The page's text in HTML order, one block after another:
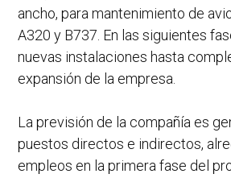
ancho, para mantenimiento de
A320 y B737. En las siguientes
nuevas instalaciones hasta
expansión de la empresa.
La previsión de la compañía es
puestos directos e indirectos,
empleos en la primera fase del